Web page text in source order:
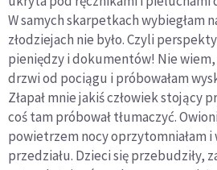
W samych skarpetkach wybiegłam
złodziejach nie było. Czyli
pieniędzy i dokumentów! Nie
drzwi od pociągu i próbowałam
Złapał mnie jakiś człowiek stojący
coś tam próbował tłumaczyć.
powietrzem nocy oprzytomniałam i
przedziału. Dzieci się przebudziły,